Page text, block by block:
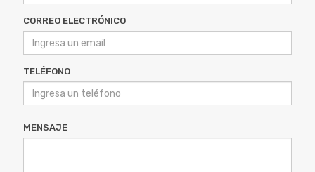
CORREO ELECTRÓNICO
TELÉFONO
MENSAJE